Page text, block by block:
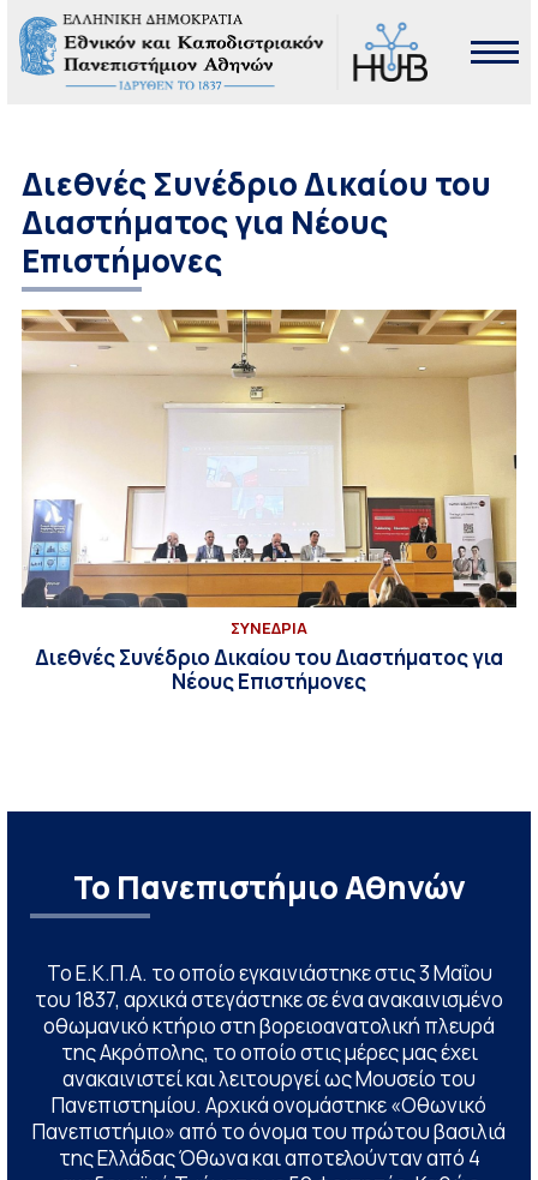
Διεθνές Συνέδριο Δικαίου του
Διαστήματος για Νέους
Επιστήμονες
ΣΥΝΕΔΡΙΑ
Διεθνές Συνέδριο Δικαίου του Διαστήματος για
Νέους Επιστήμονες
Το Πανεπιστήμιο Αθηνών
Το Ε.Κ.Π.Α. το οποίο εγκαινιάστηκε στις 3 Μαΐου
του 1837, αρχικά στεγάστηκε σε ένα ανακαινισμένο
οθωμανικό κτήριο στη βορειοανατολική πλευρά
της Ακρόπολης, το οποίο στις μέρες μας έχει
ανακαινιστεί και λειτουργεί ως Μουσείο του
Πανεπιστημίου. Αρχικά ονομάστηκε «Οθωνικό
Πανεπιστήμιο» από το όνομα του πρώτου βασιλιά
της Ελλάδας Όθωνα και αποτελούνταν από 4